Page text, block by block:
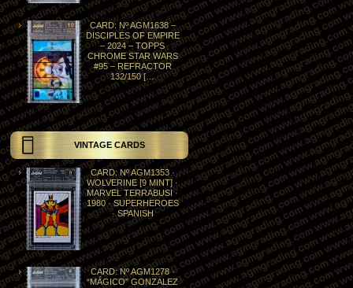
CARD: Nº AGM1638 –
DISCIPLES OF EMPIRE
– 2024 – TOPPS
CHROME STAR WARS
#95 – REFRACTOR
132/150 […
VINTAGE CARDS
CARD: Nº AGM1353 ·
WOLVERINE [9 MINT] ·
MARVEL TERRABUSI ·
1980 · SUPERHEROES
· SPANISH
CARD: Nº AGM1278 ·
“MÁGICO” GONZALEZ